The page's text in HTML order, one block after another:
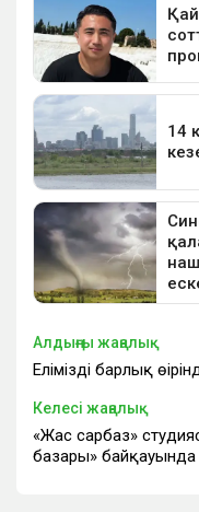
Алдыңғы жаңалық
Еліміздің барлық
Келесі жаңалық
«Жас сарбаз»
базары» байқауында